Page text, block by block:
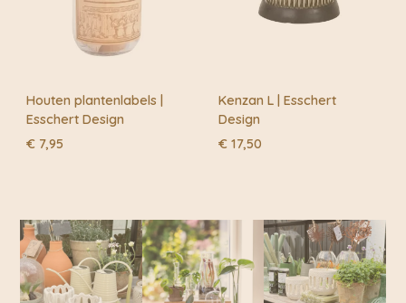
Houten plantenlabels |
Esschert Design
€ 7,95
Kenzan L | Esschert
Design
€ 17,50